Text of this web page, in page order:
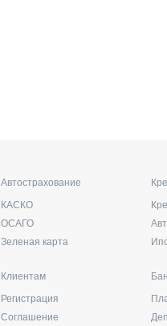
Автострахование
КАСКО
ОСАГО
Зеленая карта
Клиентам
Регистрация
Соглашение